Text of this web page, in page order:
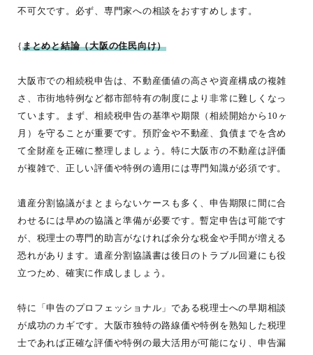
不可欠です。必ず、専門家への相談をおすすめします。
{まとめと結論（大阪の住民向け）
大阪市での相続税申告は、不動産価値の高さや資産構成の複雑
さ、市街地特例など都市部特有の制度により非常に難しくなっ
ています。まず、相続税申告の基準や期限（相続開始から10ヶ
月）を守ることが重要です。預貯金や不動産、負債までを含め
て全財産を正確に整理しましょう。特に大阪市の不動産は評価
が複雑で、正しい評価や特例の適用には専門知識が必須です。
遺産分割協議がまとまらないケースも多く、申告期限に間に合
わせるには早めの協議と準備が必要です。暫定申告は可能です
が、税理士の専門的助言がなければ余分な税金や手間が増える
恐れがあります。遺産分割協議書は後日のトラブル回避にも役
立つため、確実に作成しましょう。
特に「申告のプロフェッショナル」である税理士への早期相談
が成功のカギです。大阪市独特の路線価や特例を熟知した税理
士であれば正確な評価や特例の最大活用が可能になり、申告漏